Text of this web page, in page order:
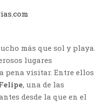
más que sol y playa.
lugares
pena visitar. Entre ellos
, una de las
desde la que en el